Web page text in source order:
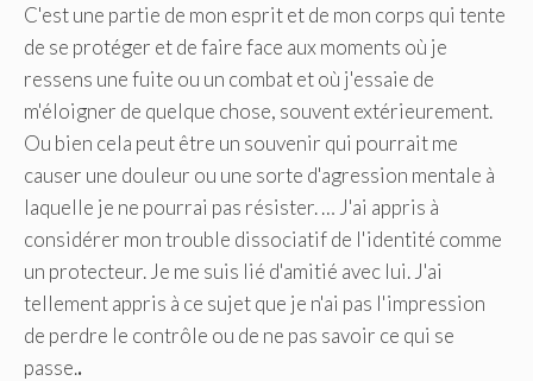
C'est une partie de mon esprit et de mon corps qui tente
de se protéger et de faire face aux moments où je
ressens une fuite ou un combat et où j'essaie de
m'éloigner de quelque chose, souvent extérieurement.
Ou bien cela peut être un souvenir qui pourrait me
causer une douleur ou une sorte d'agression mentale à
laquelle je ne pourrai pas résister. … J'ai appris à
considérer mon trouble dissociatif de l'identité comme
un protecteur. Je me suis lié d'amitié avec lui. J'ai
tellement appris à ce sujet que je n'ai pas l'impression
de perdre le contrôle ou de ne pas savoir ce qui se
passe..